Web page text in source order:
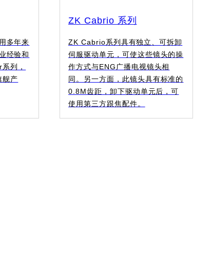
多年来
经验和
列，
舰产
ZK Cabrio 系列
ZK Cabrio系列具有独立、可拆卸
伺服驱动单元，可使这些镜头的操
作方式与ENG广播电视镜头相
同。另一方面，此镜头具有标准的
0.8M齿距，卸下驱动单元后，可
使用第三方跟焦配件。